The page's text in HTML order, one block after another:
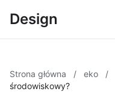
Design
Strona główna / eko /
środowiskowy?